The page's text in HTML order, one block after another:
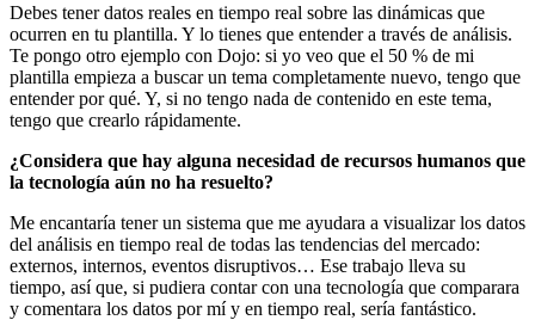
Debes tener datos reales en tiempo real sobre las dinámicas que
ocurren en tu plantilla. Y lo tienes que entender a través de análisis.
Te pongo otro ejemplo con Dojo: si yo veo que el 50 % de mi
plantilla empieza a buscar un tema completamente nuevo, tengo que
entender por qué. Y, si no tengo nada de contenido en este tema,
tengo que crearlo rápidamente.
¿Considera que hay alguna necesidad de recursos humanos que
la tecnología aún no ha resuelto?
Me encantaría tener un sistema que me ayudara a visualizar los datos
del análisis en tiempo real de todas las tendencias del mercado:
externos, internos, eventos disruptivos… Ese trabajo lleva su
tiempo, así que, si pudiera contar con una tecnología que comparara
y comentara los datos por mí y en tiempo real, sería fantástico.